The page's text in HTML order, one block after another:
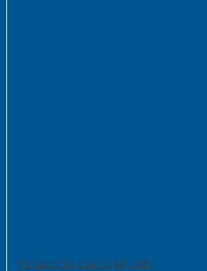
Tủ Inox Cửa Lùa Có Kệ Giữa